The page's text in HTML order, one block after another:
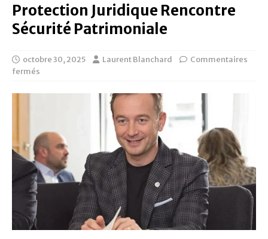
Protection Juridique Rencontre
Sécurité Patrimoniale
octobre 30, 2025 Laurent Blanchard
Commentaires
fermés